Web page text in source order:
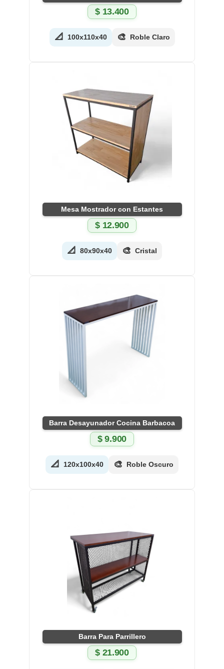
$13.400
📐 100x110x40 🎨 Roble Claro
Mesa Mostrador con Estantes
$12.900
📐 80x90x40 🎨 Cristal
Barra Desayunador Cocina Barbacoa
$9.900
📐 120x100x40 🎨 Roble Oscuro
Barra Para Parrillero
$21.900